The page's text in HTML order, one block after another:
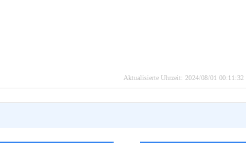
Aktualisierte Uhrzeit: 2024/08/01